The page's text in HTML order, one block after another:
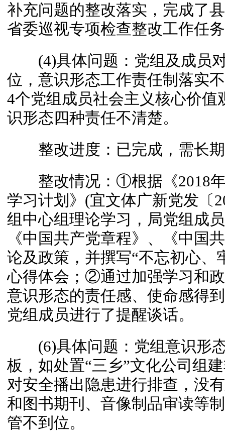
补充问题的整改落实，完成了
省委巡视专项检查整改工作任
(4)具体问题：党组及成员对
位，意识形态工作责任制落实
4个党组成员社会主义核心价
识形态四种责任不清楚。
整改进度：已完成，需长
整改情况：①根据《2018年
学习计划》(宜文体广新党发〔
组中心组理论学习，局党组成
《中国共产党章程》、《中国
论及政策，并撰写“不忘初心、
心得体会；②通过加强学习和
意识形态的责任感、使命感得
党组成员进行了提醒谈话。
(6)具体问题：党组意识形态
板，如处置“三乡”文化公司组
对安全播出隐患进行排查，没
和图书期刊、音像制品审读等
管不到位。